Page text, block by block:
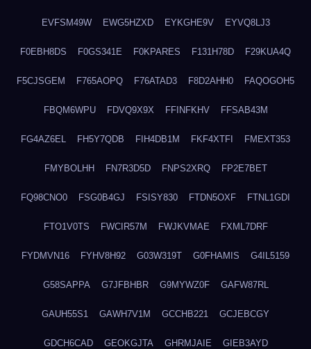
EVFSM49W EWG5HZXD EYKGHE9V EYVQ8LJ3
F0EBH8DS F0GS341E F0KPARES F131H78D F29KUA4Q
F5CJSGEM F765AOPQ F76ATAD3 F8D2AHH0 FAQOGOH5
FBQM6WPU FDVQ9X9X FFINFKHV FFSAB43M
FG4AZ6EL FH5Y7QDB FIH4DB1M FKF4XTFI FMEXT353
FMYBOLHH FN7R3D5D FNPS2XRQ FP2E7BET
FQ98CNO0 FSG0B4GJ FSISY830 FTDN5OXF FTNL1GDI
FTO1V0TS FWCIR57M FWJKVMAE FXML7DRF
FYDMVN16 FYHV8H92 G03W319T G0FHAMIS G4IL5159
G58SAPPA G7JFBHBR G9MYWZ0F GAFW87RL
GAUH55S1 GAWH7V1M GCCHB221 GCJEBCGY
GDCH6CAD GEOKGJTA GHRMJAIE GIEB3AYD